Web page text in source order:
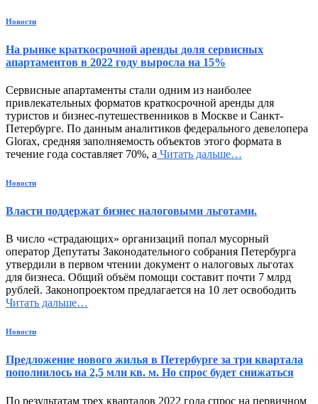
Новости
На рынке краткосрочной аренды доля сервисных
апартаментов в 2022 году выросла на 15%
Сервисные апартаменты стали одним из наиболее
привлекательных форматов краткосрочной аренды для
туристов и бизнес-путешественников в Москве и Санкт-
Петербурге. По данным аналитиков федерального девелопера
Glorax, средняя заполняемость объектов этого формата в
течение года составляет 70%, а Читать дальше…
Новости
Власти поддержат бизнес налоговыми льготами.
В число «страдающих» организаций попал мусорный
оператор Депутаты Законодательного собрания Петербурга
утвердили в первом чтении документ о налоговых льготах
для бизнеса. Общий объём помощи составит почти 7 млрд
рублей. Законопроектом предлагается на 10 лет освободить
Читать дальше…
Новости
Предложение нового жилья в Петербурге за три квартала
пополнилось на 2,5 млн кв. м. Но спрос будет снижаться
По результатам трех кварталов 2022 года спрос на первичном